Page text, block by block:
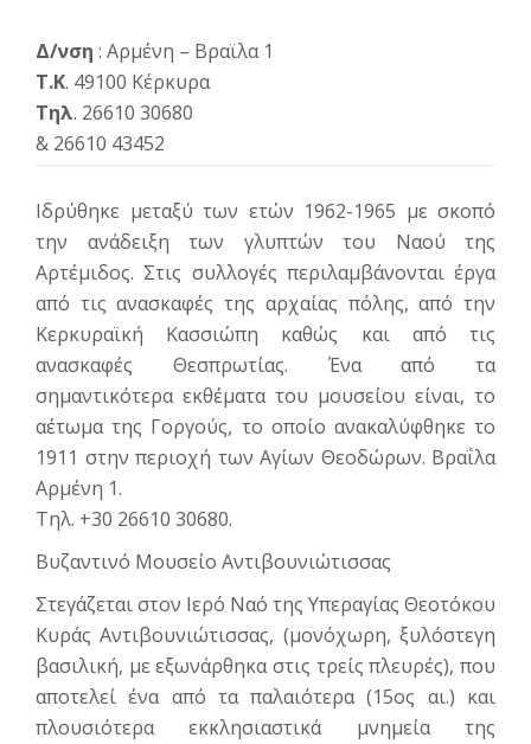
Δ/νση : Αρμένη – Βραϊλα 1
Τ.Κ. 49100 Κέρκυρα
Τηλ. 26610 30680
& 26610 43452
Ιδρύθηκε μεταξύ των ετών 1962-1965 με σκοπό
την ανάδειξη των γλυπτών του Ναού της
Αρτέμιδος. Στις συλλογές περιλαμβάνονται έργα
από τις ανασκαφές της αρχαίας πόλης, από την
Κερκυραϊκή Κασσιώπη καθώς και από τις
ανασκαφές Θεσπρωτίας. Ένα από τα
σημαντικότερα εκθέματα του μουσείου είναι, το
αέτωμα της Γοργούς, το οποίο ανακαλύφθηκε το
1911 στην περιοχή των Αγίων Θεοδώρων. Βραΐλα
Αρμένη 1.
Tηλ. +30 26610 30680.
Βυζαντινό Μουσείο Αντιβουνιώτισσας
Στεγάζεται στον Ιερό Ναό της Υπεραγίας Θεοτόκου
Κυράς Αντιβουνιώτισσας, (μονόχωρη, ξυλόστεγη
βασιλική, με εξωνάρθηκα στις τρείς πλευρές), που
αποτελεί ένα από τα παλαιότερα (15ος αι.) και
πλουσιότερα εκκλησιαστικά μνημεία της